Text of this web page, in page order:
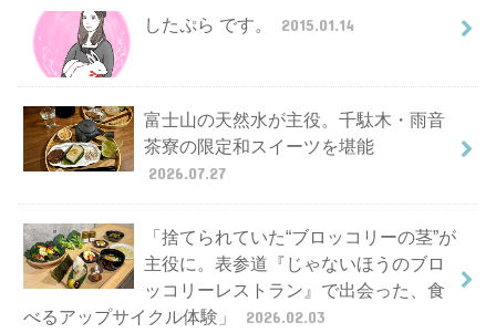
したぷら です。 2015.01.14
富士山の天然水が主役。千駄木・雨音
茶寮の限定和スイーツを堪能
2026.07.27
「捨てられていた“ブロッコリーの茎”が
主役に。表参道『じゃないほうのブロ
ッコリーレストラン』で出会った、食
べるアップサイクル体験」
2026.02.03